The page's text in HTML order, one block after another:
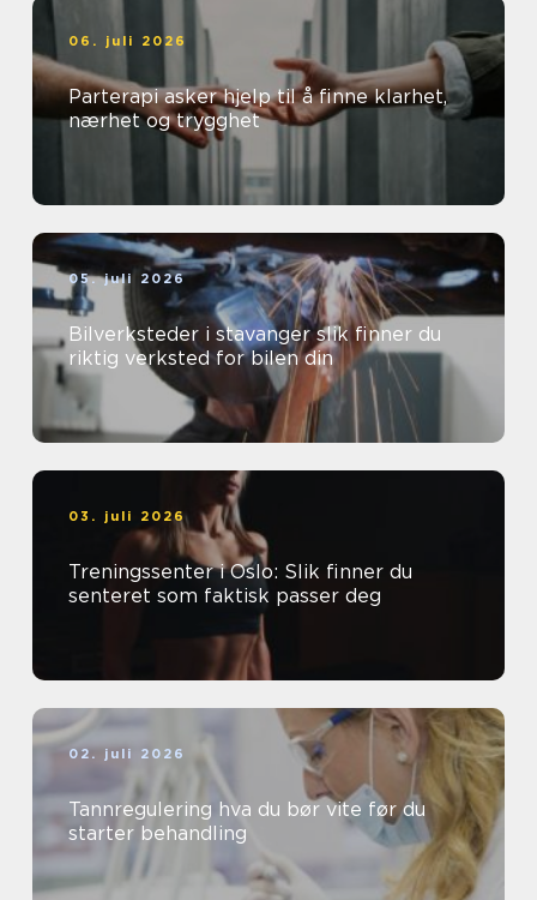
06. juli 2026
Parterapi asker hjelp til å finne klarhet,
nærhet og trygghet
05. juli 2026
Bilverksteder i stavanger slik finner du
riktig verksted for bilen din
03. juli 2026
Treningssenter i Oslo: Slik finner du
senteret som faktisk passer deg
02. juli 2026
Tannregulering hva du bør vite før du
starter behandling